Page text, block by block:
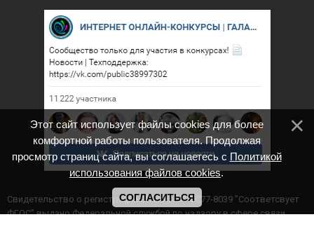
Cвидетельство о регистрации СМИ ИА № ФС77-8039 "Соответсвует
ФГОС" выдано Федеральной службой по надзору в сфере связи,
Этот сайт использует файлы cookies для более
комфортной работы пользователя. Продолжая
просмотр страниц сайта, вы соглашаетесь с Политикой
использования файлов cookies.
СОГЛАСИТЬСЯ